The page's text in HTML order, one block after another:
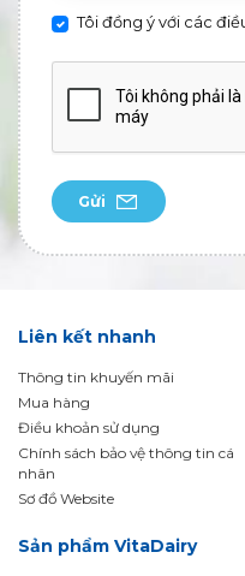
Tôi đồng ý với các
Gửi
Liên kết nhanh
Thông tin khuyến mãi
Mua hàng
Điều khoản sử dụng
Chính sách bảo vệ thông tin cá
nhân
Sơ đồ Website
Sản phẩm VitaDairy